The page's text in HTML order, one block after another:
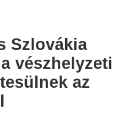
Szlovákia
vészhelyzeti
az